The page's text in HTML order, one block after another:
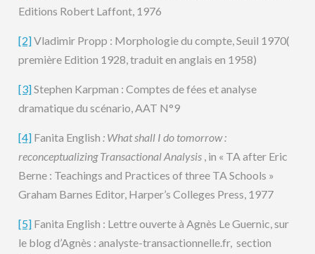
Editions Robert Laffont, 1976
[2]Vladimir Propp : Morphologie du compte, Seuil 1970(
première Edition 1928, traduit en anglais en 1958)
[3]Stephen Karpman : Comptes de fées et analyse
dramatique du scénario, AAT N°9
[4] Fanita English: What shall I do tomorrow :
reconceptualizing Transactional Analysis , in « TA after Eric
Berne : Teachings and Practices of three TA Schools »
Graham Barnes Editor, Harper’s Colleges Press, 1977
[5] Fanita English : Lettre ouverte à Agnès Le Guernic, sur
le blog d’Agnès : analyste-transactionnelle.fr, section